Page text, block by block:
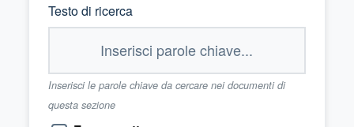
Testo di ricerca
Inserisci le parole chiave da cercare nei documenti di
questa sezione